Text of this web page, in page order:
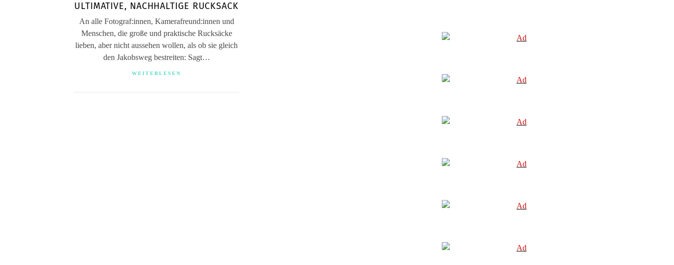
ULTIMATIVE, NACHHALTIGE RUCKSACK
An alle Fotograf:innen, Kamerafreund:innen und
Menschen, die große und praktische Rucksäcke
lieben, aber nicht aussehen wollen, als ob sie gleich
den Jakobsweg bestreiten: Sagt…
WEITERLESEN